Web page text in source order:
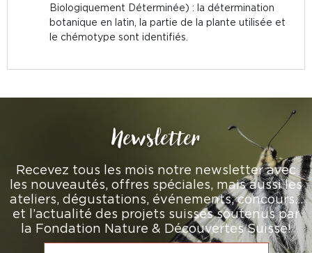
Biologiquement Déterminée) : la détermination
botanique en latin, la partie de la plante utilisée et
le chémotype sont identifiés.
Newsletter
Recevez tous les mois notre newsletter avec
les nouveautés, offres spéciales, mais aussi les
ateliers, dégustations, événements, concours…
et l’actualité des projets suisses soutenus par
la Fondation Nature & Découvertes Suisse!